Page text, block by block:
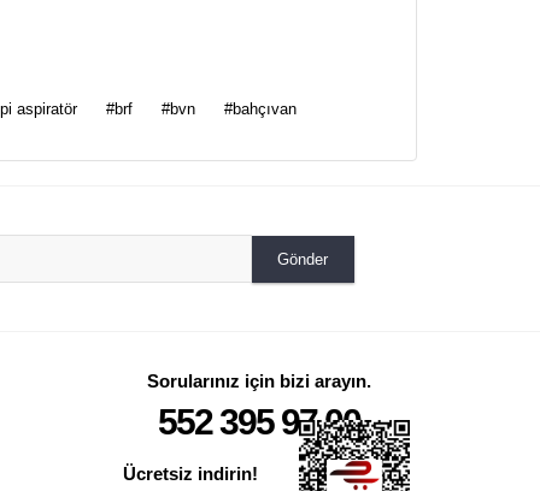
aspiratör #brf #bvn #bahçıvan
Gönder
Sorularınız için bizi arayın.
552 395 97 00
Ücretsiz indirin!